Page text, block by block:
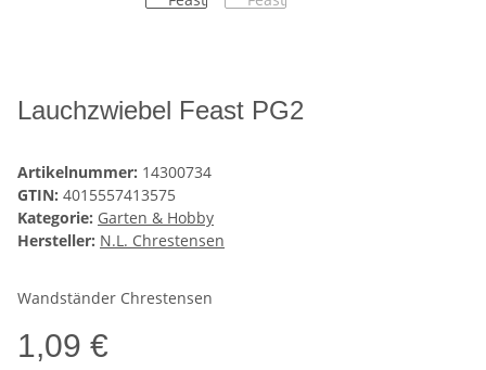
Lauchzwiebel Feast PG2
Artikelnummer: 14300734
GTIN: 4015557413575
Kategorie: Garten & Hobby
Hersteller: N.L. Chrestensen
Wandständer Chrestensen
1,09 €